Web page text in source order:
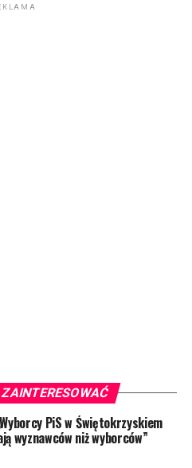
PiS w Świętokrzyskiem
wyznawców niż wyborców”